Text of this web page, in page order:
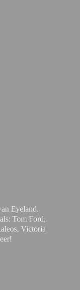
Eyeland.
Tom Ford,
Victoria